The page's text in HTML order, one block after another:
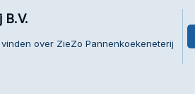
B.V.
over ZieZo Pannenkoekeneterij